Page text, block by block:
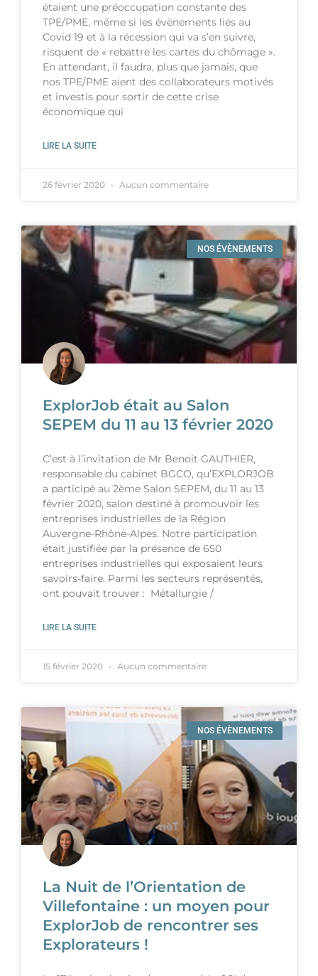
étaient une préoccupation constante des
TPE/PME, même si les évènements liés au
Covid 19 et à la récession qui va s’en suivre,
risquent de « rebattre les cartes du chômage ».
En attendant, il faudra, plus que jamais, que
nos TPE/PME aient des collaborateurs motivés
et investis pour sortir de cette crise
économique qui
LIRE LA SUITE
26 février 2020 Aucun commentaire
NOS ÉVÈNEMENTS
ExplorJob était au Salon
SEPEM du 11 au 13 février 2020
C’est à l’invitation de Mr Benoit GAUTHIER,
responsable du cabinet BGCO, qu’EXPLORJOB
a participé au 2ème Salon SEPEM, du 11 au 13
février 2020, salon destiné à promouvoir les
entreprises industrielles de la Région
Auvergne-Rhône-Alpes. Notre participation
était justifiée par la présence de 650
entreprises industrielles qui exposaient leurs
savoirs-faire. Parmi les secteurs représentés,
ont pouvait trouver : Métallurgie /
LIRE LA SUITE
15 février 2020 Aucun commentaire
NOS ÉVÈNEMENTS
La Nuit de l’Orientation de
Villefontaine : un moyen pour
ExplorJob de rencontrer ses
Explorateurs !